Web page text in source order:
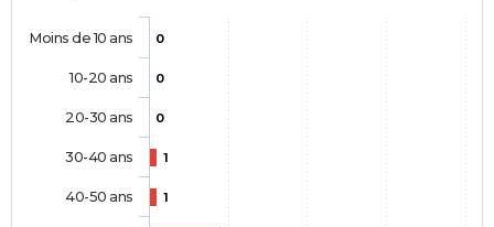
0
0
0
1
1
Moins de 10 ans
10-20 ans
20-30 ans
30-40 ans
40-50 ans